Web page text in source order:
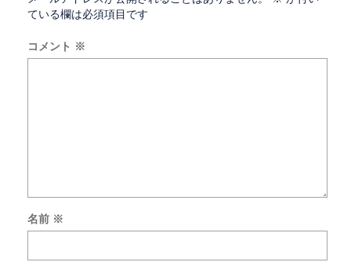
ている欄は必須項目です
コメント ※
名前 ※